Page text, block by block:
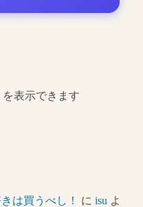
表示できます
は買うべし！ にisu よ